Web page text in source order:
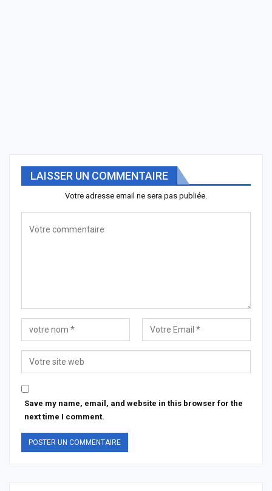
LAISSER UN COMMENTAIRE
Votre adresse email ne sera pas publiée.
Save my name, email, and website in this browser for the
next time I comment.